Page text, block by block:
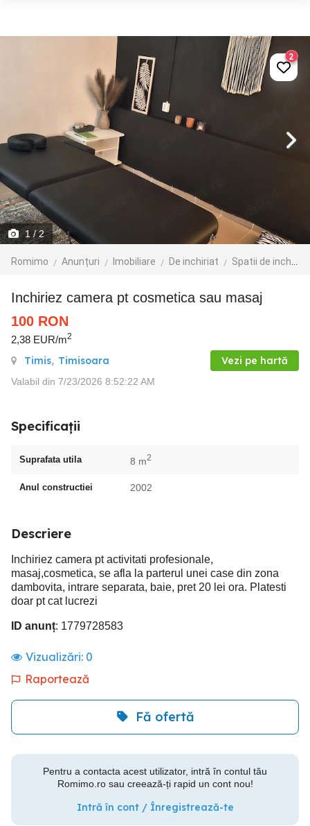
1/ 2
Romimo Anunțuri Imobiliare De inchiriat Spatii de inchiriat
2
Inchiriez camera pt cosmetica sau masaj
100 RON
2,38 EUR/m2
Timis, Timisoara Vezi pe hartă
Valabil din 7/23/2026 8:52:22 AM
Specificații
Suprafata utila 8 m2
Anul constructiei 2002
Descriere
Inchiriez camera pt activitati profesionale,
masaj,cosmetica, se afla la parterul unei case din zona
dambovita, intrare separata, baie, pret 20 lei ora. Platesti
doar pt cat lucrezi
ID anunț: 1779728583
Vizualizări: 0
Raportează
Fă ofertă
Pentru a contacta acest utilizator, intră în contul tău
Romimo.ro sau creează-ți rapid un cont nou!
Intră în cont / Înregistrează-te